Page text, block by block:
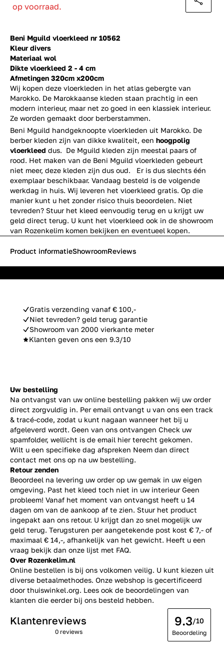
Beni Mguild vloerkleed nr 10562
Kleur divers
Materiaal wol
Dikte vloerkleed 2 - 4 cm
Afmetingen 320cm x200cm
Wij kopen deze vloerkleden in het atlas gebergte van
Marokko. De Marokkaanse kleden staan prachtig in een
modern interieur, maar net zo goed in een klassiek interieur.
Ze worden gemaakt door berberstammen.
op voorraad.
Beni Mguild handgeknoopte vloerkleden uit Marokko. De
berber kleden zijn van dikke kwaliteit, een hoogpolig
vloerkleed dus. De Mguild kleden zijn meestal paars of
rood. Het maken van de Beni Mguild vloerkleden gebeurt
niet meer, deze kleden zijn dus oud. Er is dus slechts één
exemplaar beschikbaar. Vandaag besteld is de volgende
werkdag in huis. Wij leveren het vloerkleed gratis. Op die
manier kunt u het zonder risico thuis beoordelen. Niet
tevreden? Stuur het kleed eenvoudig terug en u krijgt uw
geld direct terug. U kunt het vloerkleed ook in de showroom
van Rozenkelim komen bekijken en eventueel kopen.
Gratis verzending vanaf € 100,-
Niet tevreden? geld terug garantie
Showroom van 2000 vierkante meter
Klanten geven ons een 9.3/10
Product informatieShowroomReviews
Uw bestelling
Na ontvangst van uw online bestelling pakken wij uw order
direct zorgvuldig in. Per email ontvangt u van ons een track
& tracé-code, zodat u kunt nagaan wanneer het bij u
afgeleverd wordt. Geen van ons ontvangen Check uw
spamfolder, wellicht is de email hier terecht gekomen.
Wilt u een specifieke dag afspreken Neem dan direct
contact met ons op na uw bestelling.
Retour zenden
Beoordeel na levering uw order op uw gemak in uw eigen
omgeving. Past het kleed toch niet in uw interieur Geen
probleem! Vanaf het moment van ontvangst heeft u 14
dagen om van de aankoop af te zien. Stuur het product
ingepakt aan ons retour. U krijgt dan zo snel mogelijk uw
geld terug. Terugsturen per aangetekende post kost € 7,- of
maximaal € 14,-, afhankelijk van het gewicht. Heeft u een
vraag bekijk dan onze lijst met FAQ.
Over Rozenkelim.nl
Online bestellen is bij ons volkomen veilig. U kunt kiezen uit
diverse betaalmethodes. Onze webshop is gecertificeerd
door thuiswinkel.org. Lees ook de beoordelingen van
klanten die eerder bij ons besteld hebben.
Klantenreviews
0 reviews
9.3/10
Beoordeling